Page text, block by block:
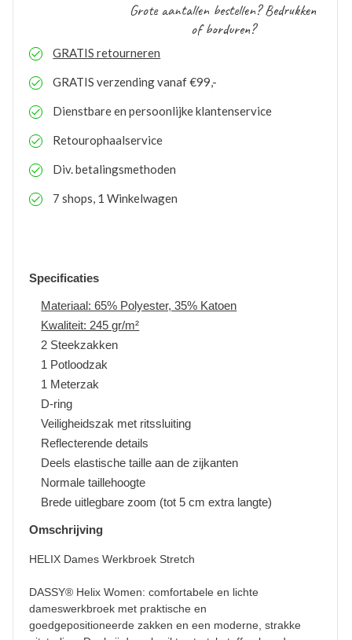
Grote aantallen bestellen? Bedrukken
of borduren?
GRATIS retourneren
GRATIS verzending vanaf €99,-
Dienstbare en persoonlijke klantenservice
Retourophaalservice
Div. betalingsmethoden
7 shops, 1 Winkelwagen
Specificaties
Materiaal: 65% Polyester, 35% Katoen
Kwaliteit: 245 gr/m²
2 Steekzakken
1 Potloodzak
1 Meterzak
D-ring
Veiligheidszak met ritssluiting
Reflecterende details
Deels elastische taille aan de zijkanten
Normale taillehoogte
Brede uitlegbare zoom (tot 5 cm extra langte)
Omschrijving
HELIX Dames Werkbroek Stretch
DASSY® Helix Women: comfortabele en lichte
dameswerkbroek met praktische en
goedgepositioneerde zakken en een moderne, strakke